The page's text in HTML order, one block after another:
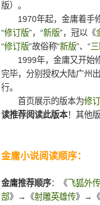
版）。
1970年起，金庸着手修
“修订版”，“新版”，冠以《
“修订版”故俗称“新版”、“
1999年，金庸又开始修
完毕，分别授权大陆广州
行。
首页展示的版本为修
读推荐阅读此版本！其他版
金庸小说阅读顺序：
金庸推荐顺序：《飞狐外传
部》→《射雕英雄传》→《